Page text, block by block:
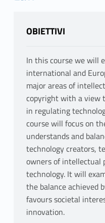
OBIETTIVI
In this course we will
international and
major areas of
copyright with a view
in regulating
course will focus on
understands and
technology creators,
owners of
technology. It will
the balance achieved
favours societal
innovation.